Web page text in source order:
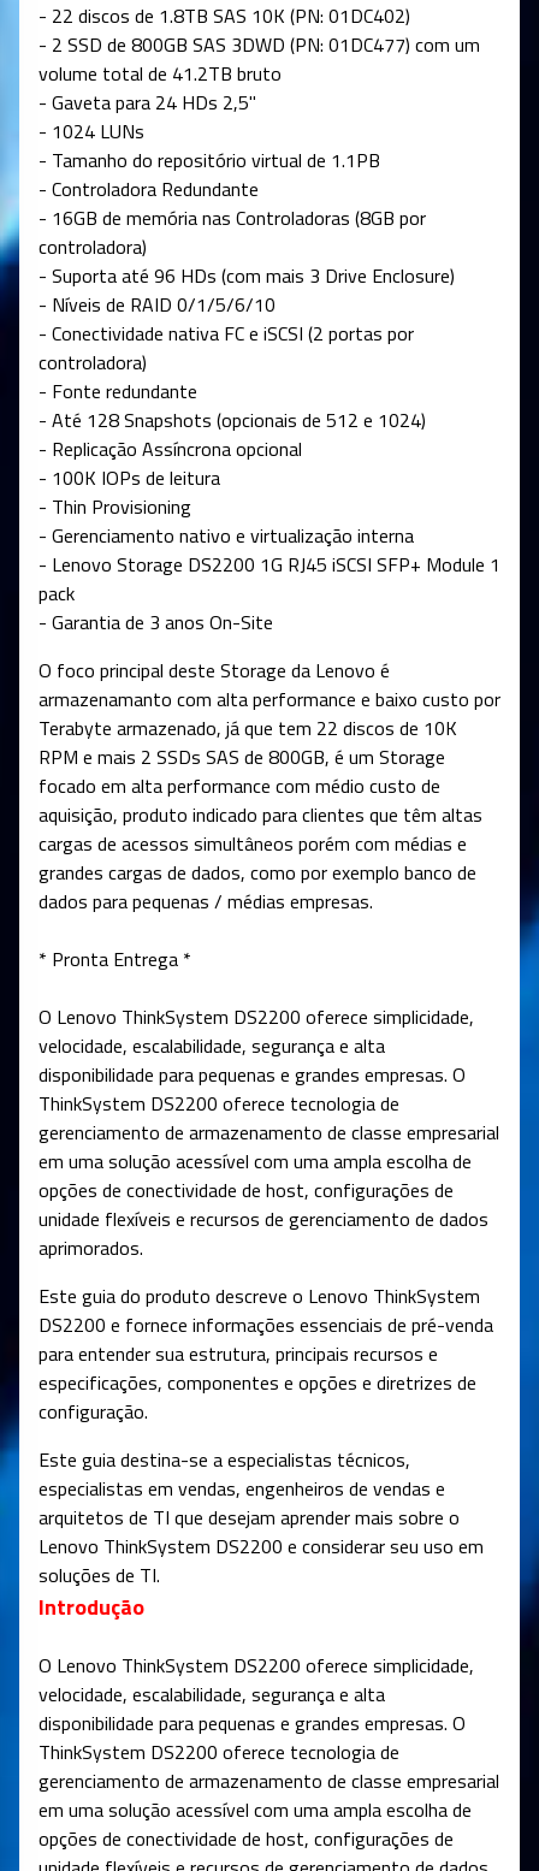
- 22 discos de 1.8TB SAS 10K (PN: 01DC402)
- 2 SSD de 800GB SAS 3DWD (PN: 01DC477) com um
volume total de 41.2TB bruto
- Gaveta para 24 HDs 2,5"
- 1024 LUNs
- Tamanho do repositório virtual de 1.1PB
- Controladora Redundante
- 16GB de memória nas Controladoras (8GB por
controladora)
- Suporta até 96 HDs (com mais 3 Drive Enclosure)
- Níveis de RAID 0/1/5/6/10
- Conectividade nativa FC e iSCSI (2 portas por
controladora)
- Fonte redundante
- Até 128 Snapshots (opcionais de 512 e 1024)
- Replicação Assíncrona opcional
- 100K IOPs de leitura
- Thin Provisioning
- Gerenciamento nativo e virtualização interna
- Lenovo Storage DS2200 1G RJ45 iSCSI SFP+ Module 1
pack
- Garantia de 3 anos On-Site
O foco principal deste Storage da Lenovo é
armazenamanto com alta performance e baixo custo por
Terabyte armazenado, já que tem 22 discos de 10K
RPM e mais 2 SSDs SAS de 800GB, é um Storage
focado em alta performance com médio custo de
aquisição, produto indicado para clientes que têm altas
cargas de acessos simultâneos porém com médias e
grandes cargas de dados, como por exemplo banco de
dados para pequenas / médias empresas.
* Pronta Entrega *
O Lenovo ThinkSystem DS2200 oferece simplicidade,
velocidade, escalabilidade, segurança e alta
disponibilidade para pequenas e grandes empresas. O
ThinkSystem DS2200 oferece tecnologia de
gerenciamento de armazenamento de classe empresarial
em uma solução acessível com uma ampla escolha de
opções de conectividade de host, configurações de
unidade flexíveis e recursos de gerenciamento de dados
aprimorados.
Este guia do produto descreve o Lenovo ThinkSystem
DS2200 e fornece informações essenciais de pré-venda
para entender sua estrutura, principais recursos e
especificações, componentes e opções e diretrizes de
configuração.
Este guia destina-se a especialistas técnicos,
especialistas em vendas, engenheiros de vendas e
arquitetos de TI que desejam aprender mais sobre o
Lenovo ThinkSystem DS2200 e considerar seu uso em
soluções de TI.
Introdução
O Lenovo ThinkSystem DS2200 oferece simplicidade,
velocidade, escalabilidade, segurança e alta
disponibilidade para pequenas e grandes empresas. O
ThinkSystem DS2200 oferece tecnologia de
gerenciamento de armazenamento de classe empresarial
em uma solução acessível com uma ampla escolha de
opções de conectividade de host, configurações de